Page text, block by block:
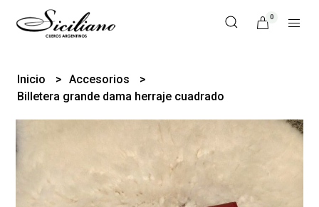
0
Inicio
Accesorios
Billetera grande dama herraje cuadrado